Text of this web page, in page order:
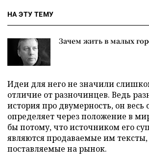
НА ЭТУ ТЕМУ
Зачем жить в малых
Идеи для него не значили
отличие от разночинцев. Ведь
история про двумерность, он весь
определяет через положение в
бы потому, что источником его
являются продаваемые им
поставляемые на рынок.